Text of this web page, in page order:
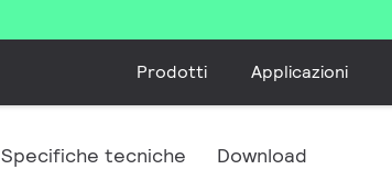
Prodotti Applicazioni
Specifiche tecniche Download